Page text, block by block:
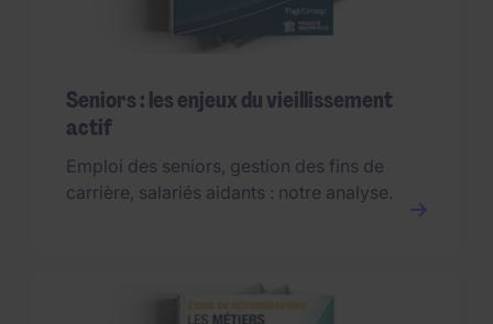
Seniors : les enjeux du vieillissement
actif
Emploi des seniors, gestion des fins de
carrière, salariés aidants : notre analyse.